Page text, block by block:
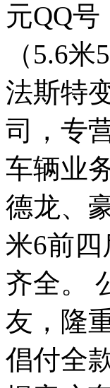
元QQ号
（5.6
法斯特
司，专
车辆业
德龙、
米6前
齐全。
友，隆
倡付全